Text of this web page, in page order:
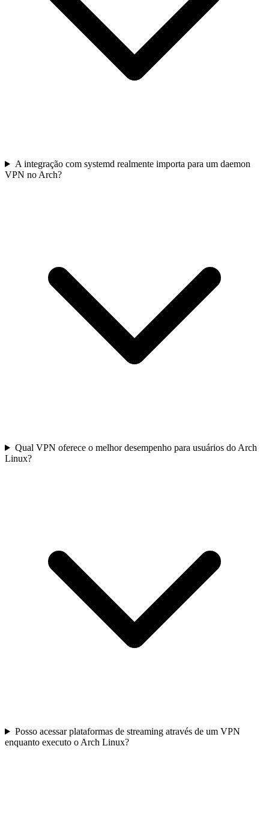
A integração com systemd realmente importa para um daemon
VPN no Arch?
Qual VPN oferece o melhor desempenho para usuários do Arch
Linux?
Posso acessar plataformas de streaming através de um VPN
enquanto executo o Arch Linux?